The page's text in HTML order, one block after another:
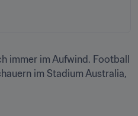
immer im Aufwind. Football
im Stadium Australia,